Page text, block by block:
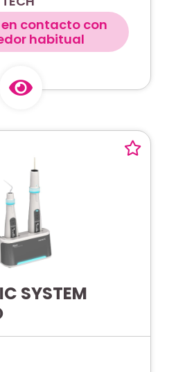
contacto con
habitual
SYSTEM